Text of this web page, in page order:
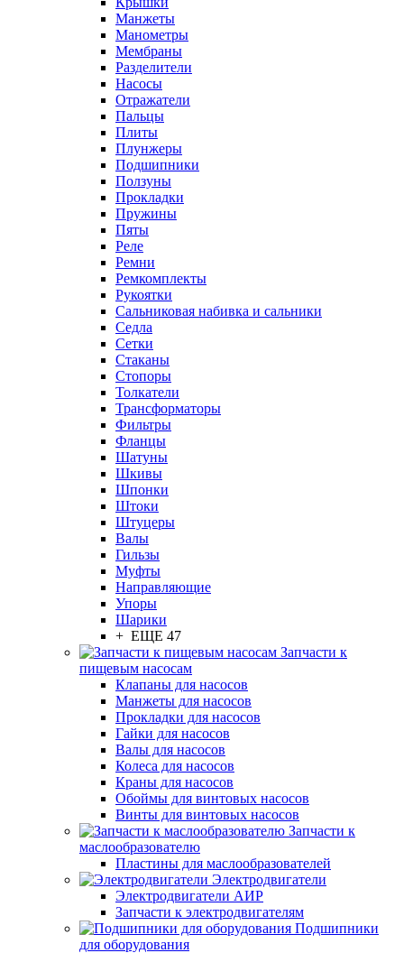
Манжеты
Манометры
Мембраны
Разделители
Насосы
Отражатели
Пальцы
Плиты
Плунжеры
Подшипники
Ползуны
Прокладки
Пружины
Пяты
Реле
Ремни
Ремкомплекты
Рукоятки
Сальниковая набивка и сальники
Седла
Сетки
Стаканы
Стопоры
Толкатели
Трансформаторы
Фильтры
Фланцы
Шатуны
Шкивы
Шпонки
Штоки
Штуцеры
Валы
Гильзы
Муфты
Направляющие
Упоры
Шарики
+ ЕЩЕ 47
Запчасти к
пищевым насосам
Клапаны для насосов
Манжеты для насосов
Прокладки для насосов
Гайки для насосов
Валы для насосов
Колеса для насосов
Краны для насосов
Обоймы для винтовых насосов
Винты для винтовых насосов
Запчасти к
маслообразователю
Пластины для маслообразователей
Электродвигатели
Электродвигатели АИР
Запчасти к электродвигателям
Подшипники
для оборудования